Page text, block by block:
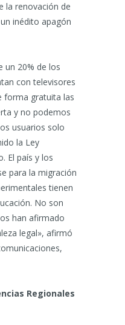
la renovación de
inédito apagón
un 20% de los
con televisores
forma gratuita las
y no podemos
usuarios solo
la Ley
El país y los
para la migración
tienen
No son
han afirmado
legal», afirmó
Regionales